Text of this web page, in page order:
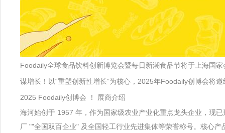
Foodaily全球食品饮料创新博览会暨每日新潮食品节将于上海国
谋增长！以“重塑创新性增长”为核心，2025年Foodaily创博会将
2025 Foodaily创博会 ！ 展商介绍
海河始创于 1957 年，作为国家级农业产业化重点龙头企业，现
厂 ""全国双百企业" 及全国轻工行业先进集体等荣誉称号。核心